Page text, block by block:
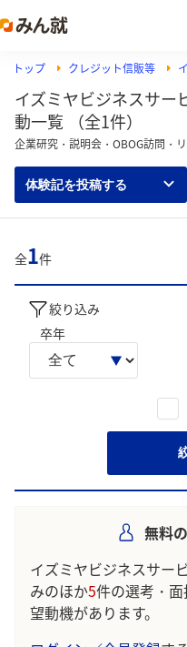
トップ クレジット信販等
イズミヤビジネスサー
動一覧 （全1件）
企業研究・説明会・OBOG訪問・
体験記を投稿する
全1件
絞り込み
卒年
無料
イズミヤビジネスサー
みのほか5件の選考・面
望動機があります。